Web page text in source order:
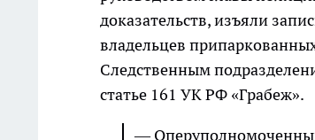
доказательств, изъяли
владельцев
Следственным
статье 161 УК РФ «Грабеж».
—